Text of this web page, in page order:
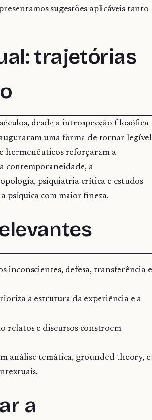
sugestões aplicáveis tanto
trajetórias
desde a introspecção filosófica
uma forma de tornar legível
hermenêuticos reforçaram a
contemporaneidade, a
psiquiatria crítica e estudos
psíquica com maior fineza.
inconscientes, defesa, transferência e
a estrutura da experiência e a
relatos e discursos constroem
análise temática, grounded theory, e
a